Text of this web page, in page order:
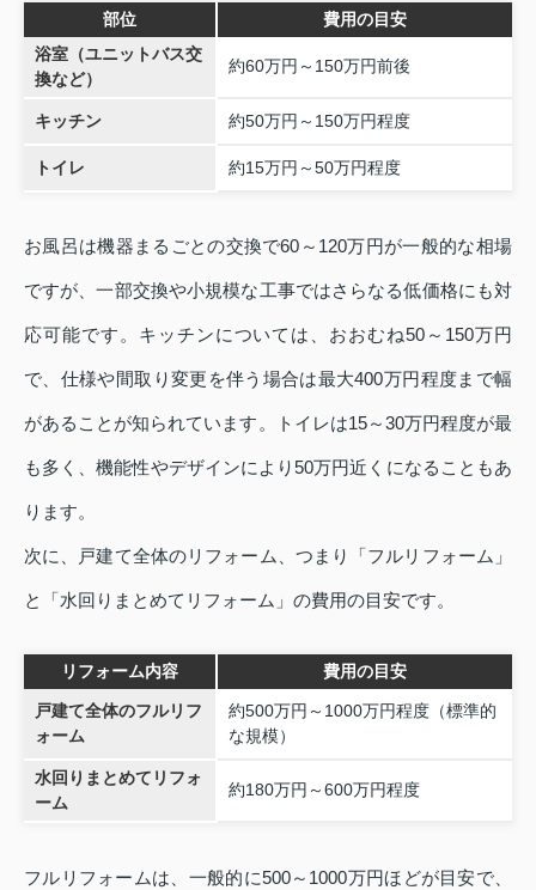
部位
費用の目安
浴室（ユニットバス交
換など）
約60万円～150万円前後
キッチン 約50万円～150万円程度
トイレ 約15万円～50万円程度
お風呂は機器まるごとの交換で60～120万円が一般的な相場
ですが、一部交換や小規模な工事ではさらなる低価格にも対
応可能です。キッチンについては、おおむね50～150万円
で、仕様や間取り変更を伴う場合は最大400万円程度まで幅
があることが知られています。トイレは15～30万円程度が最
も多く、機能性やデザインにより50万円近くになることもあ
ります。
次に、戸建て全体のリフォーム、つまり「フルリフォーム」
と「水回りまとめてリフォーム」の費用の目安です。
リフォーム内容 費用の目安
戸建て全体のフルリフ
ォーム
約500万円～1000万円程度（標準的
な規模）
水回りまとめてリフォ
ーム
約180万円～600万円程度
フルリフォームは、一般的に500～1000万円ほどが目安で、